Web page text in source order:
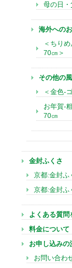
母の日
海外への
＜ちり
70㎝＞
その他の
＜金色-
お年賀-
70㎝
金封ふくさ
京都:金封ふ
京都:金封ふ
よくある質
料金について
お申し込みの
お問い合わ